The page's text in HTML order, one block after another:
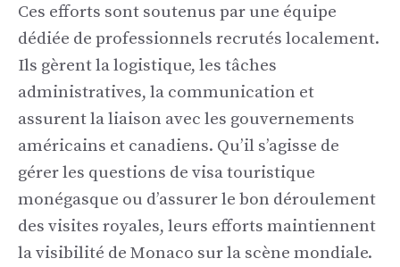
Ces efforts sont soutenus par une équipe
dédiée de professionnels recrutés localement.
Ils gèrent la logistique, les tâches
administratives, la communication et
assurent la liaison avec les gouvernements
américains et canadiens. Qu’il s’agisse de
gérer les questions de visa touristique
monégasque ou d’assurer le bon déroulement
des visites royales, leurs efforts maintiennent
la visibilité de Monaco sur la scène mondiale.